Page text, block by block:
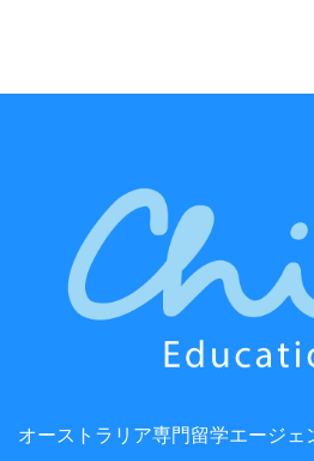
オーストラリア専門留学エージ